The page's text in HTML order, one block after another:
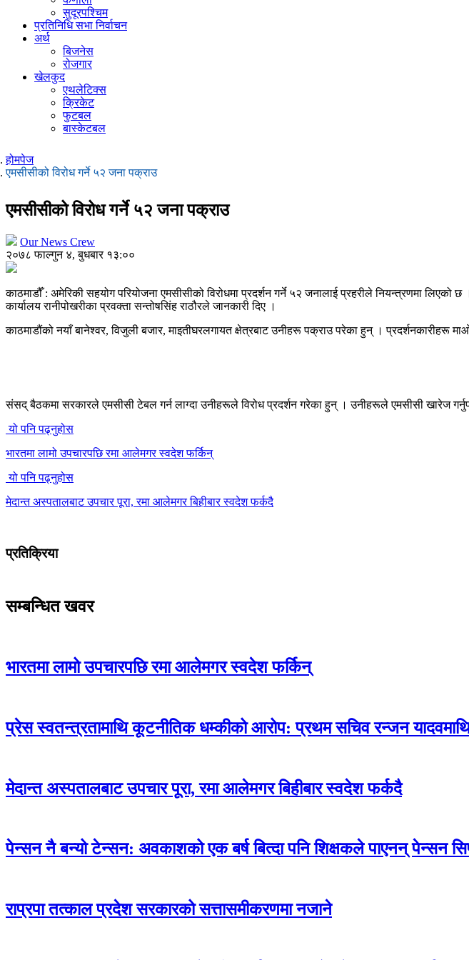
सुदूरपश्चिम
प्रतिनिधि सभा निर्वाचन
अर्थ
बिजनेस
रोजगार
खेलकुद
एथलेटिक्स
क्रिकेट
फुटबल
बास्केटबल
होमपेज
एमसीसीको विरोध गर्ने ५२ जना पक्राउ
एमसीसीको विरोध गर्ने ५२ जना पक्राउ
Our News Crew
२०७८ फाल्गुन ४, बुधबार १३:००
काठमाडौँ : अमेरिकी सहयोग परियोजना एमसीसीको विरोधमा प्रदर्शन गर्ने ५२ जनालाई प्रहरीले नियन्त्रणमा लिएको
कार्यालय रानीपोखरीका प्रवक्ता सन्तोषसिंह राठौरले जानकारी दिए ।
काठमाडौंको नयाँ बानेश्वर, विजुली बजार, माइतीघरलगायत क्षेत्रबाट उनीहरू पक्राउ परेका हुन् । प्रदर्शनकारीहरू
संसद् बैठकमा सरकारले एमसीसी टेबल गर्न लाग्दा उनीहरूले विरोध प्रदर्शन गरेका हुन् । उनीहरूले एमसीसी खारेज
यो पनि पढ्नुहोस
भारतमा लामो उपचारपछि रमा आलेमगर स्वदेश फर्किन्
यो पनि पढ्नुहोस
मेदान्त अस्पतालबाट उपचार पूरा, रमा आलेमगर बिहीबार स्वदेश फर्कदै
प्रतिक्रिया
सम्बन्धित खवर
भारतमा लामो उपचारपछि रमा आलेमगर स्वदेश फर्किन्
प्रेस स्वतन्त्रतामाथि कूटनीतिक धम्कीको आरोप: प्रथम सचिव रन्जन यादवमाथि
मेदान्त अस्पतालबाट उपचार पूरा, रमा आलेमगर बिहीबार स्वदेश फर्कदै
पेन्सन नै बन्यो टेन्सन: अवकाशको एक बर्ष बित्दा पनि शिक्षकले पाएनन् पेन्सन
राप्रपा तत्काल प्रदेश सरकारको सत्तासमीकरणमा नजाने